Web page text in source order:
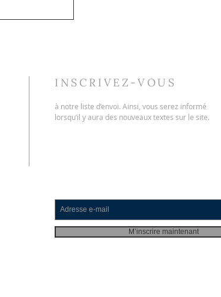
INSCRIVEZ-VOUS
à notre liste d’envoi. Ainsi, vous serez informé
lorsqu’il y aura des nouveaux textes sur le site.
M’inscrire maintenant